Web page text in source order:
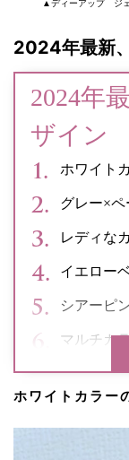
▲ディーアップ ジ
2024年最新
2024年
ザイン
ホワイト
グレー×
レディな
イエロー
シアーピ
マルチカ
ホワイトカラー